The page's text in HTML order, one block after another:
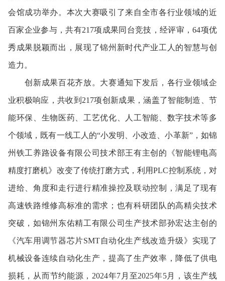
会馆成功举办。本次大赛吸引了来自全市各行业领域的近
百家企业参与，共有217项成果同台竞技，经评审，64项优
秀成果脱颖而出，展现了锦州新时代产业工人的智慧与创
造力。
创新成果百花齐放。大赛通知下发后，各行业领域企
业积极响应，共收到217项创新成果，涵盖了智能制造、节
能环保、生物医药、工艺优化、人工智能、数字技术等多
个领域，既有一线工人的“小发明、小改造、小革新”，如锦
州铁工养路设备有限公司技术部王有主创的《智能锂电高
精度打磨机》改变了传统打磨方式，利用PLC控制系统，对
进给、角度和走行进行精准操控及联动控制，满足了现有
高速铁路维修高标准的需求；也有科研团队的高精尖技术
突破，如锦州东佑精工有限公司生产技术部孙宏达主创的
《汽车用调节器芯片SMT自动化生产线改造升级》实现了
机械设备连续自动化生产，提高了生产效率，降低了供电
损耗，从而节约能源，2024年7月至2025年5月，该生产线